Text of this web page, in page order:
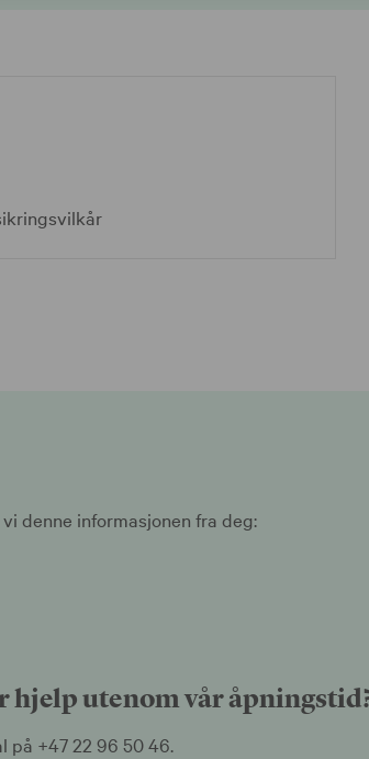
denne informasjonen fra deg:
hjelp utenom vår
på +47 22 96 50 46.